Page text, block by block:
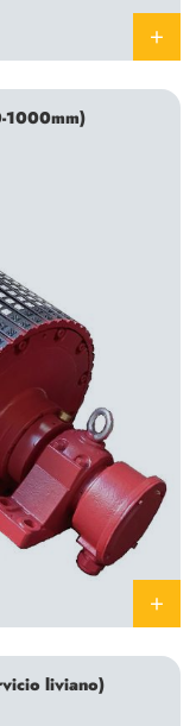
1000mm)
liviano)